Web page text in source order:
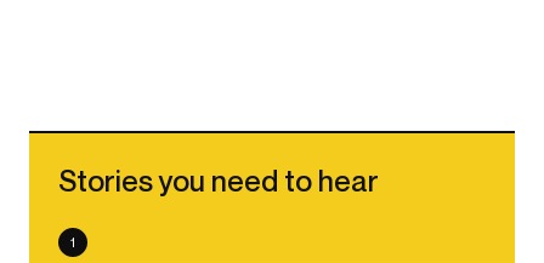
Stories you need to hear
1